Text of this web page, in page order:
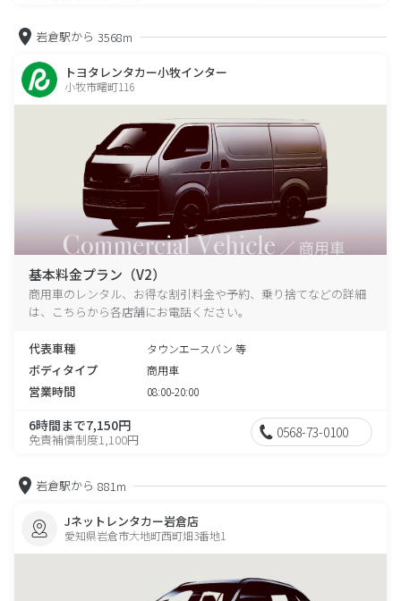
岩倉駅から 3568m
トヨタレンタカー小牧インター
小牧市曙町116
基本料金プラン（V2）
商用車のレンタル、お得な割引料金や予約、乗り捨てなどの詳細
は、こちらから各店舗にお電話ください。
代表車種 タウンエースバン 等
ボディタイプ 商用車
営業時間 08:00-20:00
6時間まで7,150円
免責補償制度1,100円 0568-73-0100
岩倉駅から 881m
Jネットレンタカー岩倉店
愛知県岩倉市大地町西町畑3番地1